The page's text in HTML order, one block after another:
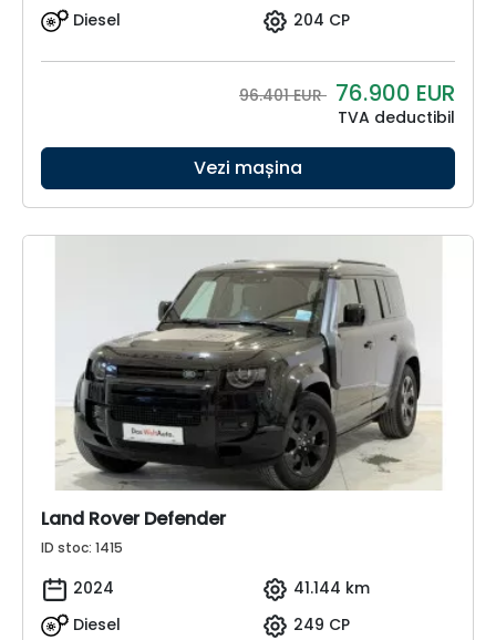
Diesel
204 CP
96.401 EUR 76.900 EUR
TVA deductibil
Vezi mașina
Land Rover Defender
ID stoc: 1415
2024
41.144 km
Diesel
249 CP